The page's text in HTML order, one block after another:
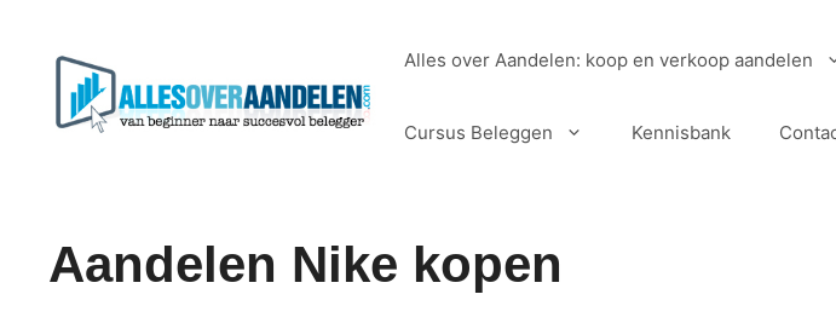
Alles over Aandelen: koop en verkoop aandelen
Cursus Beleggen Kennisbank
Aandelen Nike kopen